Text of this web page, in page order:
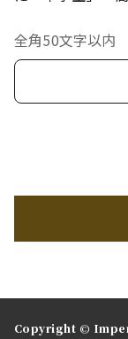
全角50文字以内
Copyright ©